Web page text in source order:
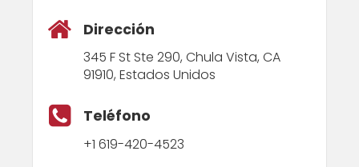
Dirección
345 F St Ste 290, Chula Vista, CA
91910, Estados Unidos
Teléfono
+1 619-420-4523